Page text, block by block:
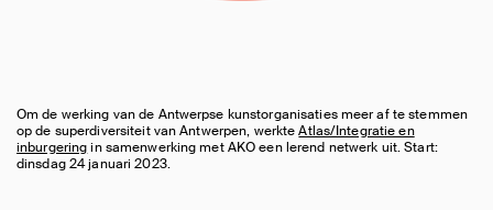
Om de werking van de Antwerpse kunstorganisaties meer af te stemmen
op de superdiversiteit van Antwerpen, werkteAtlas/Integratie en
inburgeringin samenwerking met AKO een lerend netwerk uit. Start:
dinsdag 24 januari 2023.